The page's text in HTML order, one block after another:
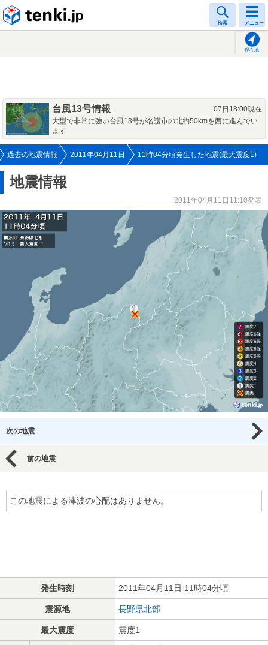
検索 メニュー
現在地
台風13号情報
07日18:00現在
大型で非常に強い台風13号が名護市の北約50kmを西に進んでい
ます
過去の地震情報 2011年04月11日 11時04分頃発生した地震(最大震度1)
地震情報
2011年04月11日11:10発表
次の地震
前の地震
この地震による津波の心配はありません。
発生時刻 2011年04月11日 11時04分頃
震源地 長野県北部
最大震度 震度1